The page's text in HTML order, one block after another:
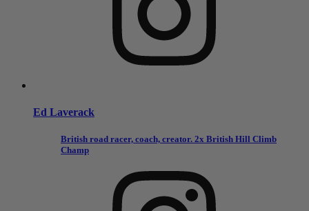
Ed Laverack
British road racer, coach, creator. 2x British Hill Climb
Champ